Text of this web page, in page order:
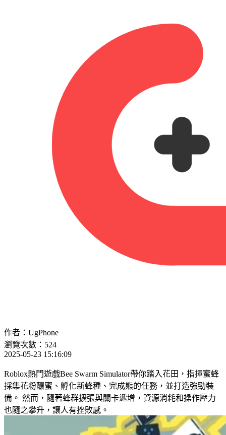
作者：UgPhone
瀏覽次數：524
2025-05-23 15:16:09
Roblox熱門遊戲Bee Swarm Simulator帶你踏入花田，指揮蜜蜂
採集花粉釀蜜、孵化新蜂種、完成熊的任務，並打造強勁裝
備。 然而，隨著蜂群擴張與關卡遞增，資源消耗和操作壓力
也隨之攀升，讓人有挫敗感。